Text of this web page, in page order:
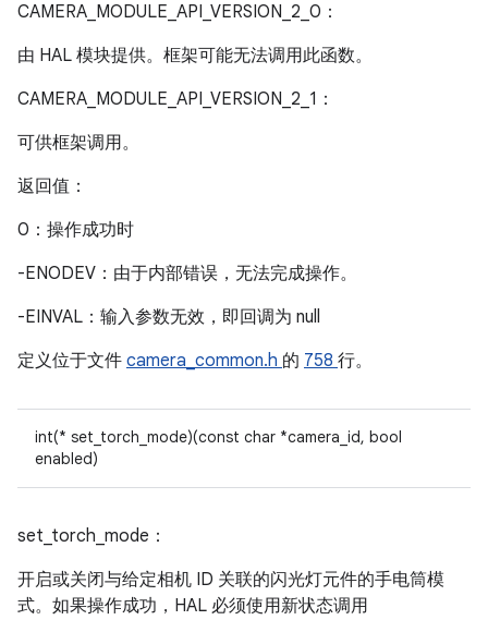
CAMERA_MODULE_API_VERSION_2_0：
由 HAL 模块提供。框架可能无法调用此函数。
CAMERA_MODULE_API_VERSION_2_1：
可供框架调用。
返回值：
0：操作成功时
-ENODEV：由于内部错误，无法完成操作。
-EINVAL：输入参数无效，即回调为 null
定义位于文件 camera_common.h 的 758 行。
int(* set_torch_mode)(const char *camera_id, bool
enabled)
set_torch_mode：
开启或关闭与给定相机 ID 关联的闪光灯元件的手电筒模
式。如果操作成功，HAL 必须使用新状态调用